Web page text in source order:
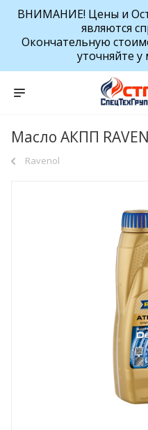
ВНИМАНИЕ! Цены и
являются
Окончательную
уточняйте
Масло АКПП
Ravenol